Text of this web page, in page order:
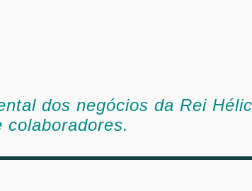
dos negócios da Rei